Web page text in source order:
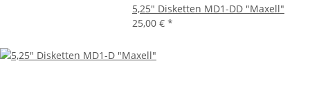
5,25" Disketten MD1-DD "Maxell"
25,00 € *